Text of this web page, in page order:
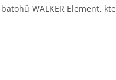
WALKER Element,